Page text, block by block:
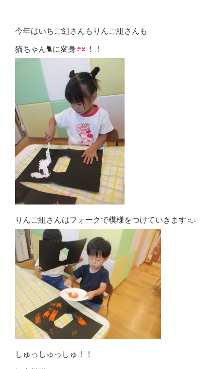
今年はいちご組さんもりんご組さんも
猫ちゃん🐈に変身 ！！
りんご組さんはフォークで模様をつけていきます
しゅっしゅっしゅ！！